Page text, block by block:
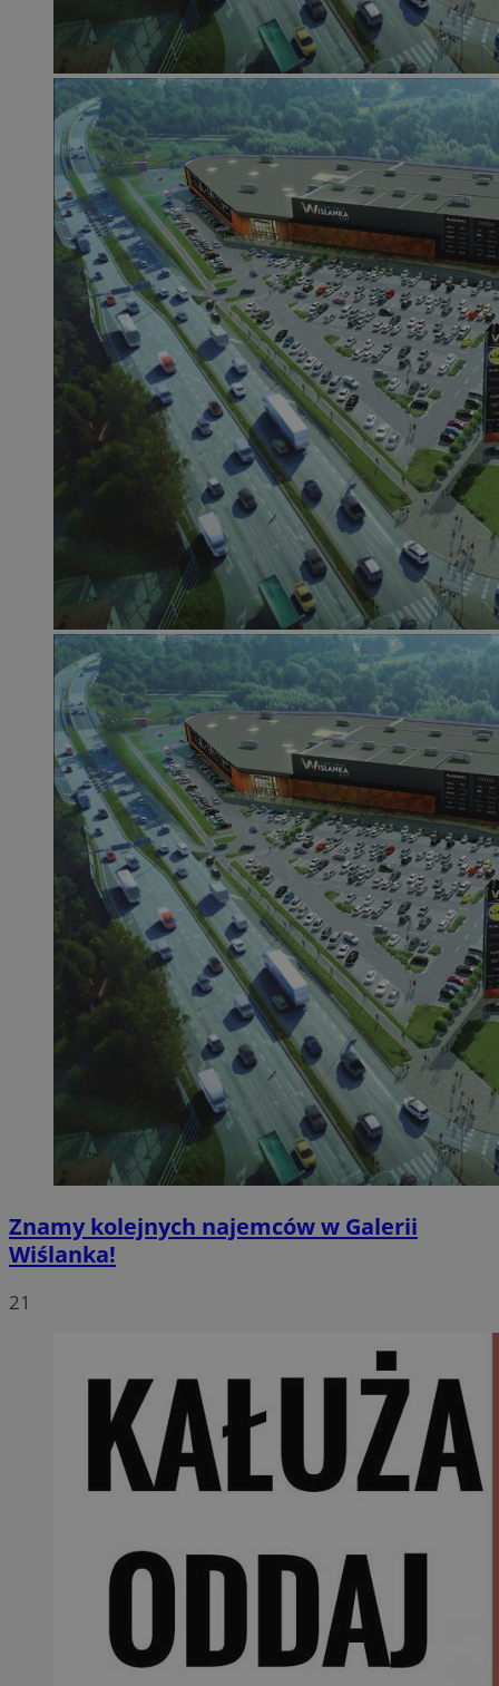
Znamy kolejnych najemców w Galerii
Wiślanka!
21